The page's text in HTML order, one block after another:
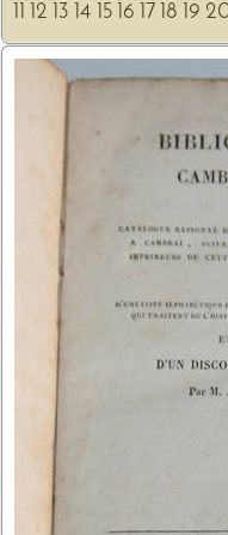
12 13 14 15 16 17 18 19